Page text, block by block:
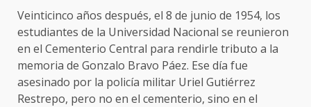
Veinticinco años después, el 8 de junio de 1954, los
estudiantes de la Universidad Nacional se reunieron
en el Cementerio Central para rendirle tributo a la
memoria de Gonzalo Bravo Páez. Ese día fue
asesinado por la policía militar Uriel Gutiérrez
Restrepo, pero no en el cementerio, sino en el